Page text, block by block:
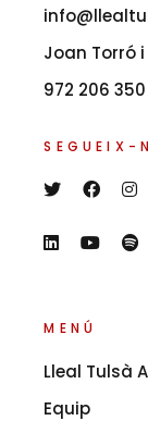
Joan Torró i
972 206 350
SEGUEIX-
MENÚ
Lleal Tulsà
Equip